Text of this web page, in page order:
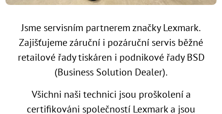
Jsme servisním partnerem značky Lexmark.
Zajišťujeme záruční i pozáruční servis běžné
retailové řady tiskáren i podnikové řady BSD
(Business Solution Dealer).
Všichni naši technici jsou proškolení a
certifikováni společností Lexmark a jsou